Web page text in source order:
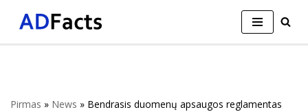
Pirmas » News » Bendrasis duomenų apsaugos reglamentas